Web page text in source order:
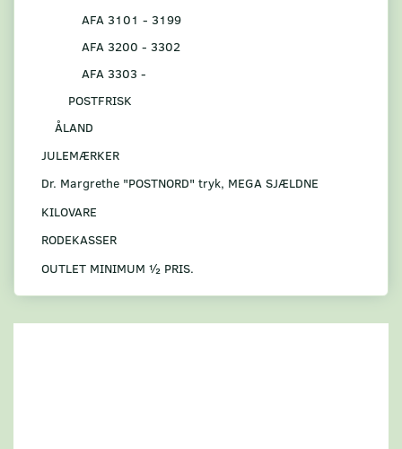
AFA 3101 - 3199
AFA 3200 - 3302
AFA 3303 -
POSTFRISK
ÅLAND
JULEMÆRKER
Dr. Margrethe "POSTNORD" tryk, MEGA SJÆLDNE
KILOVARE
RODEKASSER
OUTLET MINIMUM ½ PRIS.